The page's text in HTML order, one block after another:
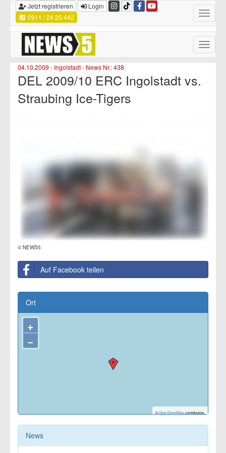
Toggle
Jetzt registrieren
Login
0911 / 24 25 442
Toggle
04.10.2009 - Ingolstadt - News Nr.: 438
DEL 2009/10 ERC Ingolstadt vs.
Straubing Ice-Tigers
© NEWS5
Auf Facebook teilen
Ort
+
−
© OpenStreetMapcontributors.
News